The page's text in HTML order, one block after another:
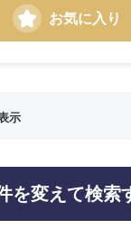
イメント
兵庫
お気に入り
示
を変えて検索